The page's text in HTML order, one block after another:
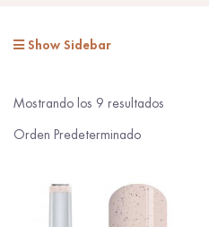
Show Sidebar
Mostrando los 9 resultados